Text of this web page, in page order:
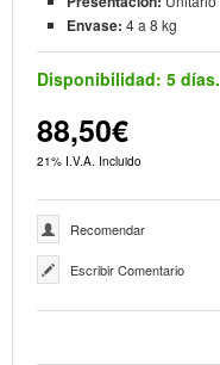
Envase: 4 a 8 kg
Disponibilidad: 5 días.
88,50€
21% I.V.A. Incluido
Recomendar
Escribir Comentario